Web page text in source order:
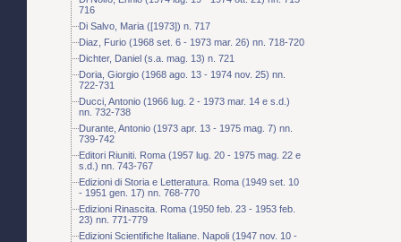
716
Di Salvo, Maria ([1973]) n. 717
Diaz, Furio (1968 set. 6 - 1973 mar. 26) nn. 718-720
Dichter, Daniel (s.a. mag. 13) n. 721
Doria, Giorgio (1968 ago. 13 - 1974 nov. 25) nn.
722-731
Ducci, Antonio (1966 lug. 2 - 1973 mar. 14 e s.d.)
nn. 732-738
Durante, Antonio (1973 apr. 13 - 1975 mag. 7) nn.
739-742
Editori Riuniti. Roma (1957 lug. 20 - 1975 mag. 22 e
s.d.) nn. 743-767
Edizioni di Storia e Letteratura. Roma (1949 set. 10
- 1951 gen. 17) nn. 768-770
Edizioni Rinascita. Roma (1950 feb. 23 - 1953 feb.
23) nn. 771-779
Edizioni Scientifiche Italiane. Napoli (1947 nov. 10 -